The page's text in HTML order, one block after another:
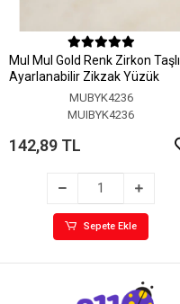
MuI MuI Gold Renk Zirkon Taşlı
Ayarlanabilir Zikzak Yüzük
MUBYK4236
MUIBYK4236
142,89 TL
Sepete Ekle